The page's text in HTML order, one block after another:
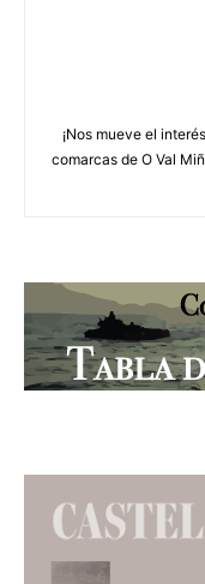
¡Nos mueve el
comarcas de O Val